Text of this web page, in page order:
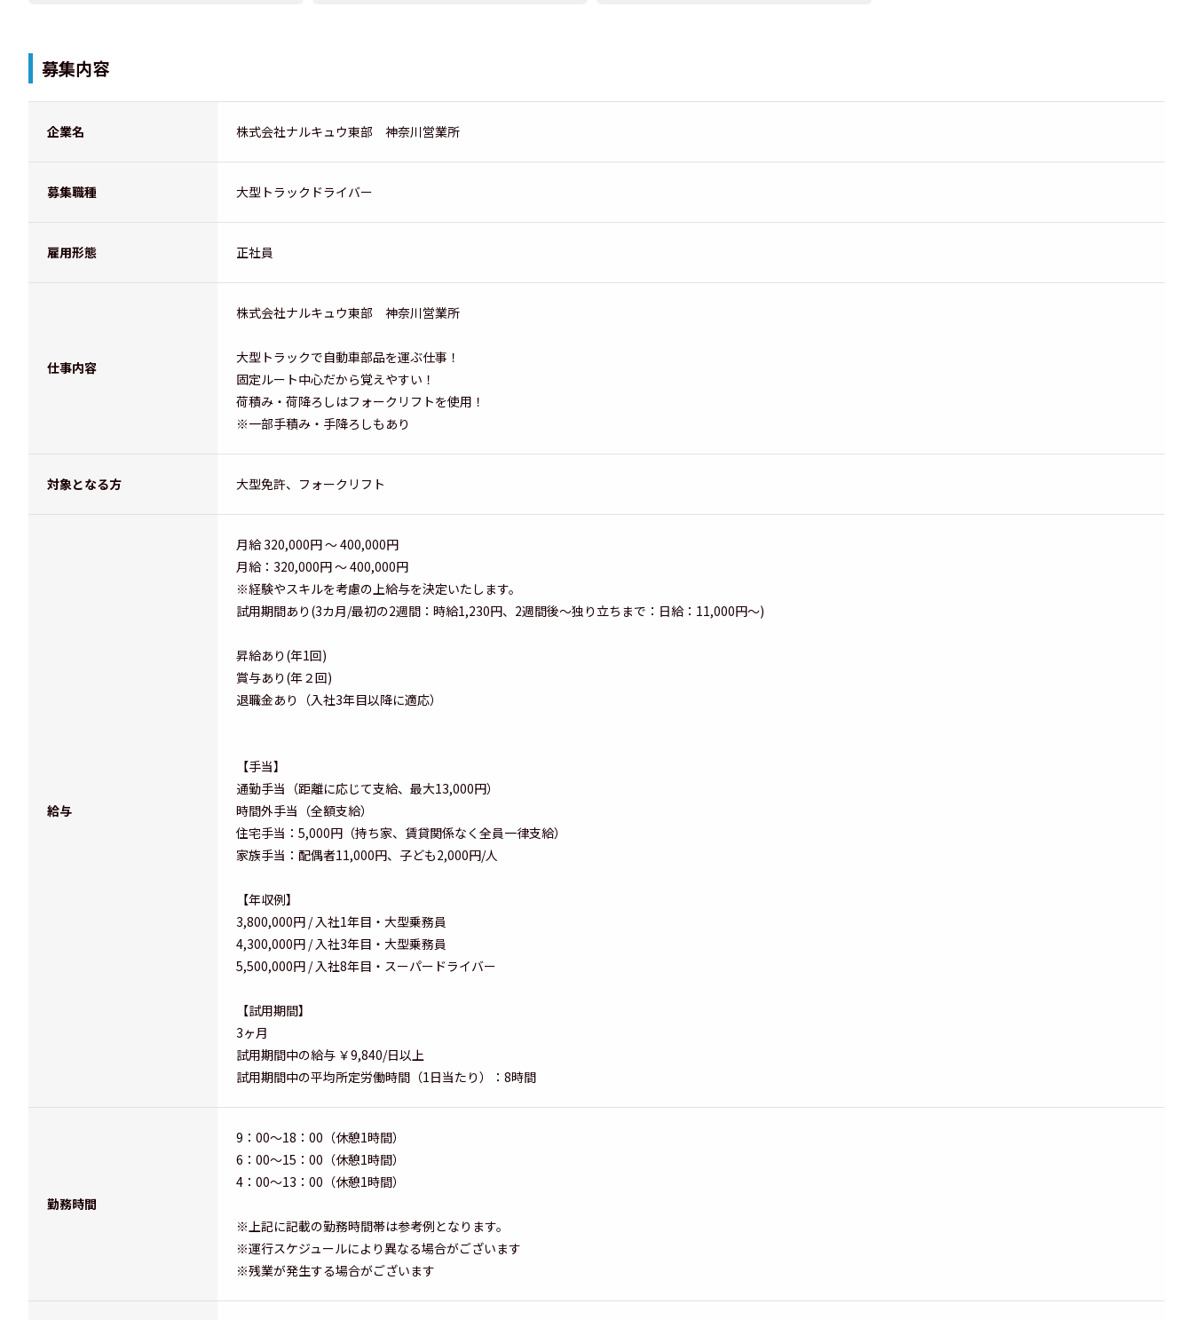
募集内容
企業名 株式会社ナルキュウ東部 神奈川営業所
募集職種 大型トラックドライバー
雇用形態 正社員
仕事内容
株式会社ナルキュウ東部 神奈川営業所
大型トラックで自動車部品を運ぶ仕事！
固定ルート中心だから覚えやすい！
荷積み・荷降ろしはフォークリフトを使用！
※一部手積み・手降ろしもあり
対象となる方 大型免許、フォークリフト
給与
月給 320,000円 ～ 400,000円
月給：320,000円 ～ 400,000円
※経験やスキルを考慮の上給与を決定いたします。
試用期間あり(3カ月/最初の2週間：時給1,230円、2週間後～独り立ちまで：日給：11,000円～)
昇給あり(年1回)
賞与あり(年２回)
退職金あり（入社3年目以降に適応）
【手当】
通勤手当（距離に応じて支給、最大13,000円）
時間外手当（全額支給）
住宅手当：5,000円（持ち家、賃貸関係なく全員一律支給）
家族手当：配偶者11,000円、子ども2,000円/人
【年収例】
3,800,000円 / 入社1年目・大型乗務員
4,300,000円 / 入社3年目・大型乗務員
5,500,000円 / 入社8年目・スーパードライバー
【試用期間】
3ヶ月
試用期間中の給与 ￥9,840/日以上
試用期間中の平均所定労働時間（1日当たり）：8時間
勤務時間
9：00～18：00（休憩1時間）
6：00～15：00（休憩1時間）
4：00～13：00（休憩1時間）
※上記に記載の勤務時間帯は参考例となります。
※運行スケジュールにより異なる場合がございます
※残業が発生する場合がございます